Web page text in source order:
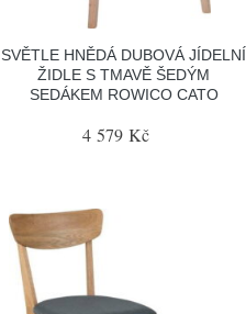
SVĚTLE HNĚDÁ DUBOVÁ JÍDELNÍ
ŽIDLE S TMAVĚ ŠEDÝM
SEDÁKEM ROWICO CATO
4 579 Kč